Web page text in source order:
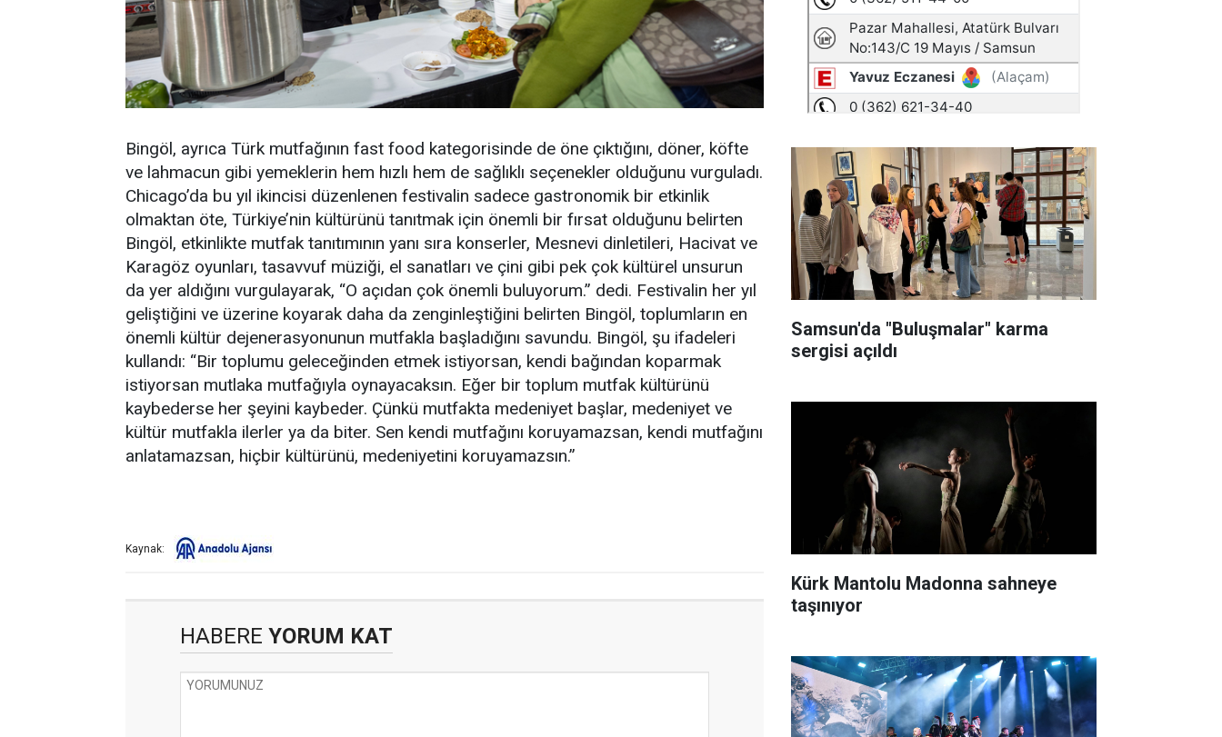
Bingöl, ayrıca Türk mutfağının fast food kategorisinde de öne çıktığını, döner, köfte
ve lahmacun gibi yemeklerin hem hızlı hem de sağlıklı seçenekler olduğunu vurguladı.
Chicago’da bu yıl ikincisi düzenlenen festivalin sadece gastronomik bir etkinlik
olmaktan öte, Türkiye’nin kültürünü tanıtmak için önemli bir fırsat olduğunu belirten
Bingöl, etkinlikte mutfak tanıtımının yanı sıra konserler, Mesnevi dinletileri, Hacivat ve
Karagöz oyunları, tasavvuf müziği, el sanatları ve çini gibi pek çok kültürel unsurun
da yer aldığını vurgulayarak, “O açıdan çok önemli buluyorum.” dedi. Festivalin her yıl
geliştiğini ve üzerine koyarak daha da zenginleştiğini belirten Bingöl, toplumların en
önemli kültür dejenerasyonunun mutfakla başladığını savundu. Bingöl, şu ifadeleri
kullandı: “Bir toplumu geleceğinden etmek istiyorsan, kendi bağından koparmak
istiyorsan mutlaka mutfağıyla oynayacaksın. Eğer bir toplum mutfak kültürünü
kaybederse her şeyini kaybeder. Çünkü mutfakta medeniyet başlar, medeniyet ve
kültür mutfakla ilerler ya da biter. Sen kendi mutfağını koruyamazsan, kendi mutfağını
anlatamazsan, hiçbir kültürünü, medeniyetini koruyamazsın.”
Kaynak:
HABERE YORUM KAT
Samsun'da "Buluşmalar" karma
sergisi açıldı
Kürk Mantolu Madonna sahneye
taşınıyor